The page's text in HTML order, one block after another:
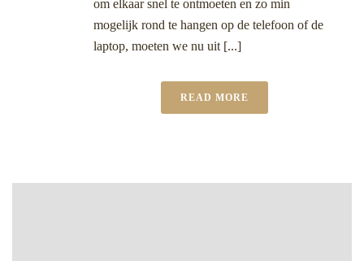
om elkaar snel te ontmoeten en zo min
mogelijk rond te hangen op de telefoon of de
laptop, moeten we nu uit [...]
READ MORE